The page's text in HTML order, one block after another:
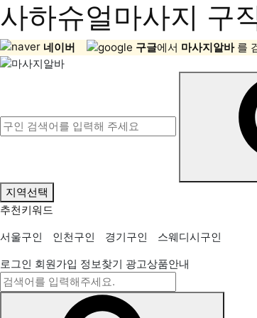
사하슈얼마사지 구
네이버 구글에서 마사지알바 를
지역선택
추천키워드
서울구인
인천구인 경기구인
스웨디시구인
로그인 회원가입 정보찾기 광고상품안내